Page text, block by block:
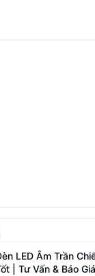
LED Âm Trần
| Tư Vấn & Báo Giá